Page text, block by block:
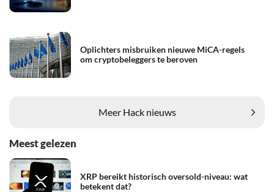
Oplichters misbruiken nieuwe MiCA-regels
om cryptobeleggers te beroven
Meer Hack nieuws
Meest gelezen
XRP bereikt historisch oversold-niveau: wat
betekent dat?